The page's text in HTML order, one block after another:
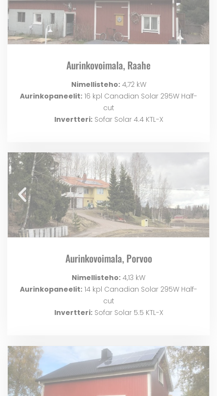
Aurinkovoimala, Raahe
Nimellisteho:4,72 kW
Aurinkopaneelit: 16 kpl Canadian Solar 295W Half-
cut
Invertteri:Sofar Solar 4.4 KTL-X
Aurinkovoimala, Porvoo
Nimellisteho: 4,13 kW
Aurinkopaneelit: 14 kpl Canadian Solar 295W Half-
cut
Invertteri:Sofar Solar 5.5 KTL-X